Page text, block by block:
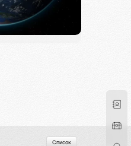
Список